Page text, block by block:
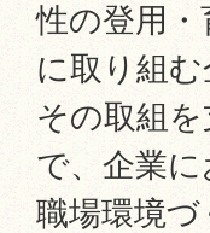
性の登用
に取り組む
その取組
で、企業
職場環境